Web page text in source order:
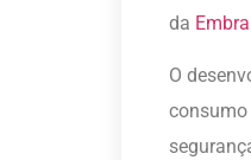
da
O
consumo